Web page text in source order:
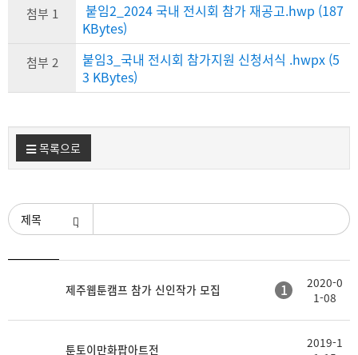
첨부 1
붙임2_2024 국내 전시회 참가 재공고.hwp (187
KBytes)
첨부 2
붙임3_국내 전시회 참가지원 신청서식 .hwpx (5
3 KBytes)
목록으로
검색조건
제주웹툰캠프 참가 신인작가 모집 1
2020-0
1-08
툰토이만화팝아트전
2019-1